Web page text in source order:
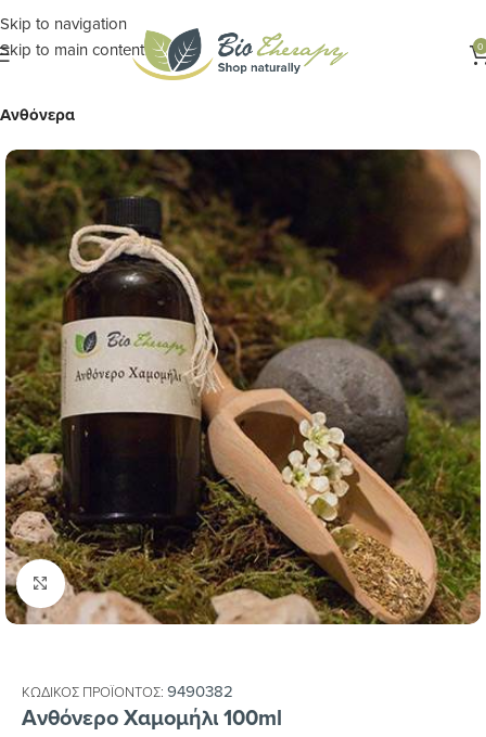
Skip to navigation
Skip to main content
0
Ανθόνερα
Κλικ για μεγέθυνση
Ανθόνερο Χαμομήλι 100ml
ΚΩΔΙΚΌΣ ΠΡΟΪΌΝΤΟΣ: 9490382